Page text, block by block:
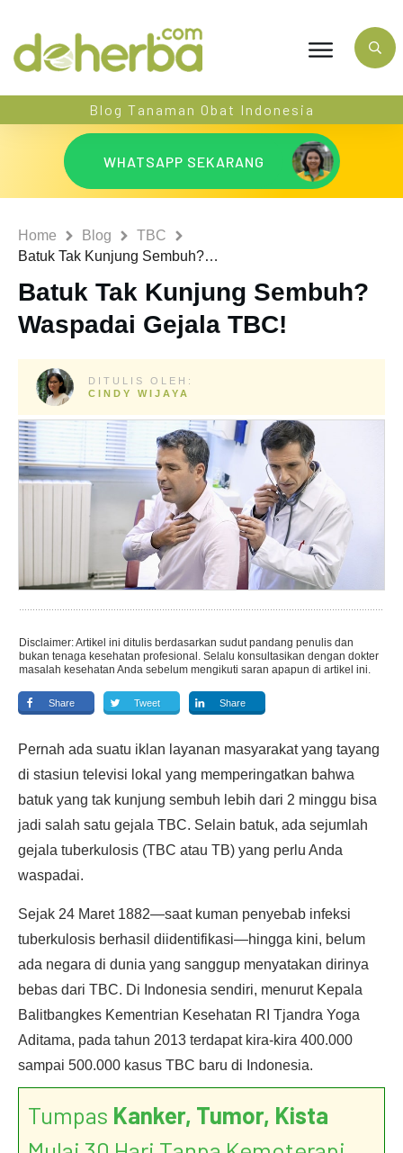
Blog Tanaman Obat Indonesia
WHATSAPP SEKARANG
Home Blog
TBC
Batuk Tak Kunjung Sembuh? Waspadai Gejala TBC!
Batuk Tak Kunjung Sembuh?
Waspadai Gejala TBC!
DITULIS OLEH:
CINDY WIJAYA
Disclaimer: Artikel ini ditulis berdasarkan sudut pandang penulis dan
bukan tenaga kesehatan profesional. Selalu konsultasikan dengan dokter
masalah kesehatan Anda sebelum mengikuti saran apapun di artikel ini.
Share Tweet Share
Pernah ada suatu iklan layanan masyarakat yang tayang
di stasiun televisi lokal yang memperingatkan bahwa
batuk yang tak kunjung sembuh lebih dari 2 minggu bisa
jadi salah satu gejala TBC. Selain batuk, ada sejumlah
gejala tuberkulosis (TBC atau TB) yang perlu Anda
waspadai.
Sejak 24 Maret 1882—saat kuman penyebab infeksi
tuberkulosis berhasil diidentifikasi—hingga kini, belum
ada negara di dunia yang sanggup menyatakan dirinya
bebas dari TBC. Di Indonesia sendiri, menurut Kepala
Balitbangkes Kementrian Kesehatan RI Tjandra Yoga
Aditama, pada tahun 2013 terdapat kira-kira 400.000
sampai 500.000 kasus TBC baru di Indonesia.
Tumpas Kanker, Tumor, Kista